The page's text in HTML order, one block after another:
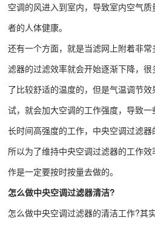
空调的风进入到室内，导致室内空气
者的人体健康。
还有一个方面，就是当滤网上附着非
滤器的过滤效率就会开始逐渐下降，
了比较舒适的温度的，但是气温调节
试，就会加大空调的工作强度，导致
长时间高强度的工作，中央空调过滤器
所以为了维持中央空调过滤器的工作
作是一定要按时按量去做的。
怎么做中央空调过滤器清洁?
怎么做中央空调过滤器的清洁工作?其